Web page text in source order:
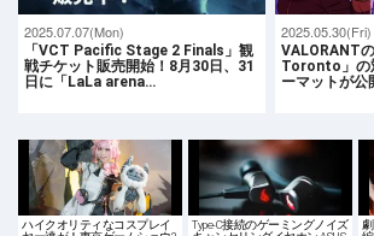
2025.07.07(Mon)
「VCT Pacific Stage 2 Finals」観
戦チケット販売開始！8月30日、31
日に「LaLa arena…
2025.05.30(Fri)
VALORANT
Toronto」の
ーマットが公
ハイクオリティなコスプレイ
Type-C接続のゲーミングノイズ